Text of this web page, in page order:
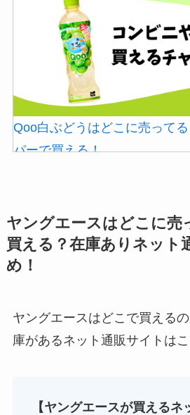
マウンテンデューはどこに売
ガツンと杏仁豆腐はどこに売
Qoo白ぶどうはどこに売って
パーで買える！
ストレッチポールはどこで買
やニトリ？
ヤングエースはどこに売
買える？在庫ありネット
め！
ヤングエースはどこで買える
庫があるネット通販サイトはこ
【ヤングエースが買えるネ